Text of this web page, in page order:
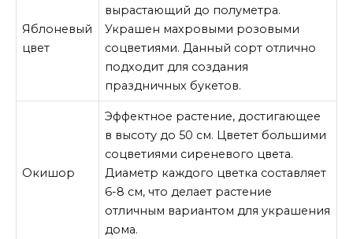
Яблоневый
цвет
вырастающий до полуметра.
Украшен махровыми розовыми
соцветиями. Данный сорт отлично
подходит для создания
праздничных букетов.
Окишор
Эффектное растение, достигающее
в высоту до 50 см. Цветет большими
соцветиями сиреневого цвета.
Диаметр каждого цветка составляет
6-8 см, что делает растение
отличным вариантом для украшения
дома.